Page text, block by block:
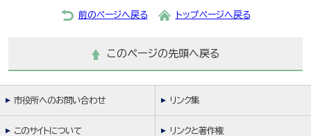
前のページへ戻る トップページへ戻る
このページの先頭へ戻る
市役所へのお問い合わせ リンク集
このサイトについて リンクと著作権